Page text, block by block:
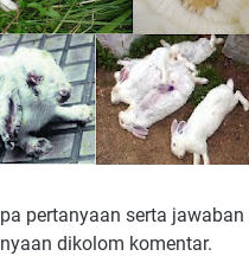
pertanyaan serta
dikolom komentar.